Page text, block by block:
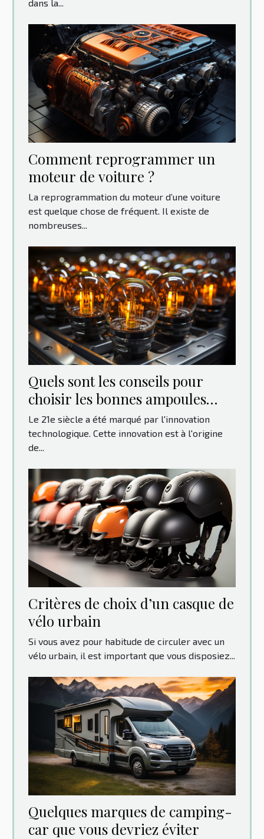
dans la...
Comment reprogrammer un
moteur de voiture ?
La reprogrammation du moteur d’une voiture
est quelque chose de fréquent. Il existe de
nombreuses...
Quels sont les conseils pour
choisir les bonnes ampoules
pour votre voiture ?
Le 21e siècle a été marqué par l'innovation
technologique. Cette innovation est à l'origine
de...
Critères de choix d’un casque de
vélo urbain
Si vous avez pour habitude de circuler avec un
vélo urbain, il est important que vous disposiez...
Quelques marques de camping-
car que vous devriez éviter